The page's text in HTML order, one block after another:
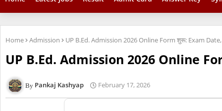
Home Admission UP B.Ed. Admission 2026 Online Form शुरू: Exam Date,
UP B.Ed. Admission 2026 Online
Pankaj Kashyap February 17, 2026